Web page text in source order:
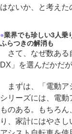
はないか、と考えた
●業界でも珍しい3人乗
ふらつきの解消も
さて、なぜ数ある
DX」を選んだかだ
まずは、「電動ア
シリーズには、電
ものある。もちろ
り、家計にはやさ